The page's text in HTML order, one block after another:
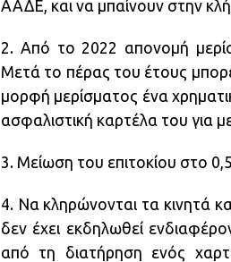
ΑΑΔΕ, και να μπαίνουν στην
2. Από το 2022 απονομή
Μετά το πέρας του έτους
μορφή μερίσματος ένα
ασφαλιστική καρτέλα του για
3. Μείωση του επιτοκίου στο
4. Να κληρώνονται τα κινητά
δεν έχει εκδηλωθεί
από τη διατήρηση ενός